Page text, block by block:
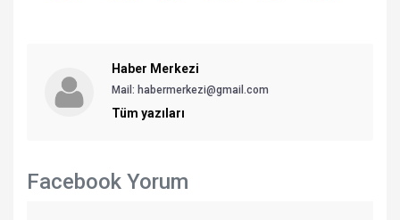
Haber Merkezi
Mail: habermerkezi@gmail.com
Tüm yazıları
Facebook Yorum